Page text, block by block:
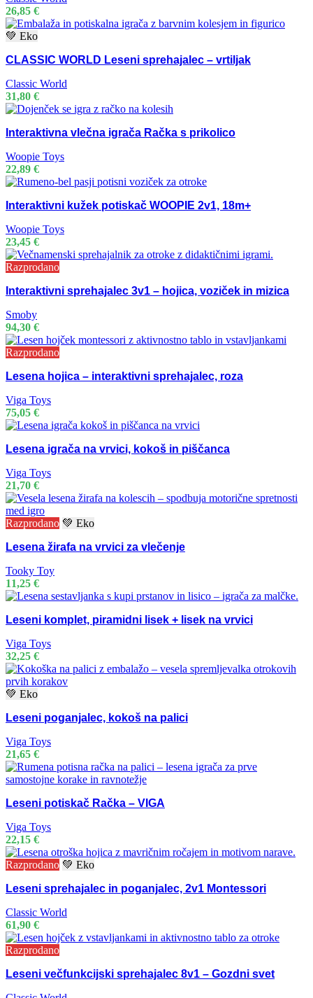
26,85 €
💚 Eko
CLASSIC WORLD Leseni sprehajalec – vrtiljak
Classic World
31,80 €
Interaktivna vlečna igrača Račka s prikolico
Woopie Toys
22,89 €
Interaktivni kužek potiskač WOOPIE 2v1, 18m+
Woopie Toys
23,45 €
Razprodano
Interaktivni sprehajalec 3v1 – hojica, voziček in mizica
Smoby
94,30 €
Razprodano
Lesena hojica – interaktivni sprehajalec, roza
Viga Toys
75,05 €
Lesena igrača na vrvici, kokoš in piščanca
Viga Toys
21,70 €
Razprodano 💚 Eko
Lesena žirafa na vrvici za vlečenje
Tooky Toy
11,25 €
Leseni komplet, piramidni lisek + lisek na vrvici
Viga Toys
32,25 €
💚 Eko
Leseni poganjalec, kokoš na palici
Viga Toys
21,65 €
Leseni potiskač Račka – VIGA
Viga Toys
22,15 €
Razprodano 💚 Eko
Leseni sprehajalec in poganjalec, 2v1 Montessori
Classic World
61,90 €
Razprodano
Leseni večfunkcijski sprehajalec 8v1 – Gozdni svet